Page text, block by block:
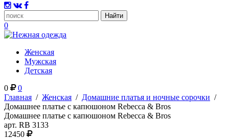
0
Женская
Мужская
Детская
0
0
Главная / Женская / Домашние платья и ночные сорочки /
Домашнее платье с капюшоном Rebecca & Bros
Домашнее платье с капюшоном Rebecca & Bros
арт. RB 3133
12450